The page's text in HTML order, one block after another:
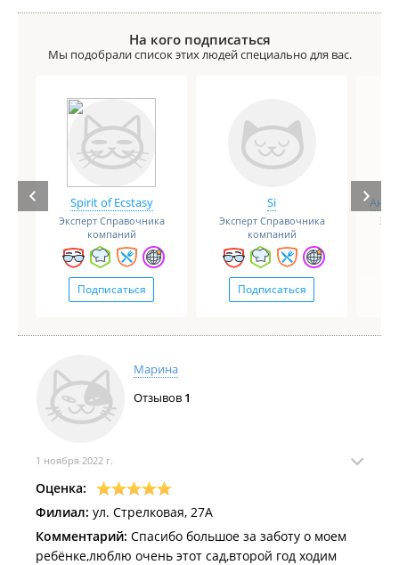
На кого подписаться
Мы подобрали список этих людей специально для вас.
Spirit of Ecstasy
Эксперт Справочника
компаний
Подписаться
Si
Эксперт Справочника
компаний
Подписаться
Марина
Отзывов 1
1 ноября 2022 г.
Оценка:
Филиал: ул. Стрелковая, 27А
Комментарий: Спасибо большое за заботу о моем
ребёнке,люблю очень этот сад,второй год ходим